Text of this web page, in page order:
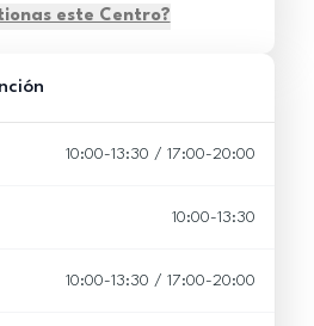
este Centro?
10:00-13:30 / 17:00-20:00
10:00-13:30
10:00-13:30 / 17:00-20:00